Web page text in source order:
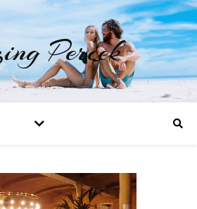
Percek